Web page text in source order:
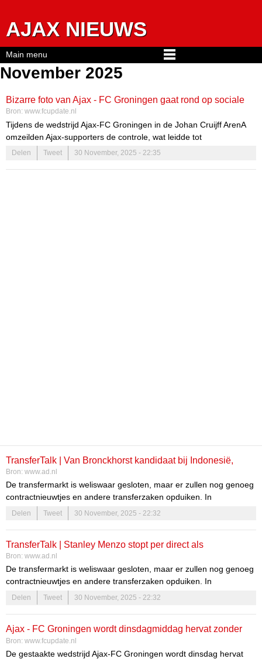
AJAX NIEUWS
November 2025
Bizarre foto van Ajax - FC Groningen gaat rond op sociale
media
Bron: www.fcupdate.nl
Tijdens de wedstrijd Ajax-FC Groningen in de Johan Cruijff ArenA
omzeilden Ajax-supporters de controle, wat leidde tot
vuurwerkincidenten en het staken van de wedstrijd door
scheidsrechter Bas Nijhuis. Beelden circuleren op sociale media.
Delen Tweet 30 November, 2025 - 22:35
TransferTalk | Van Bronckhorst kandidaat bij Indonesië,
Ramos staat voor vertrekt uit Mexico
Bron: www.ad.nl
De transfermarkt is weliswaar gesloten, maar er zullen nog genoeg
contractnieuwtjes en andere transferzaken opduiken. In
TransferTalk blijf je op de hoogte!
Delen Tweet 30 November, 2025 - 22:32
TransferTalk | Stanley Menzo stopt per direct als
bondscoach van Suriname, Van Bronckhorst kandidaat bij
Indonesië
Bron: www.ad.nl
De transfermarkt is weliswaar gesloten, maar er zullen nog genoeg
contractnieuwtjes en andere transferzaken opduiken. In
TransferTalk blijf je op de hoogte!
Delen Tweet 30 November, 2025 - 22:32
Ajax - FC Groningen wordt dinsdagmiddag hervat zonder
publiek
Bron: www.fcupdate.nl
De gestaakte wedstrijd Ajax-FC Groningen wordt dinsdag hervat
Main menu